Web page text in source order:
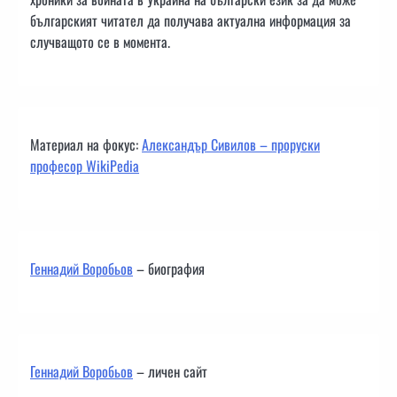
българският читател да получава актуална информация за
случващото се в момента.
Материал на фокус:Александър Сивилов – проруски
професор WikiPedia
Геннадий Воробьов– биография
Геннадий Воробьов– личен сайт